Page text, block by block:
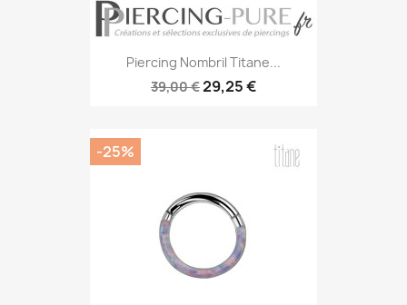
Piercing Nombril Titane...
39,00 €29,25 €
-25%